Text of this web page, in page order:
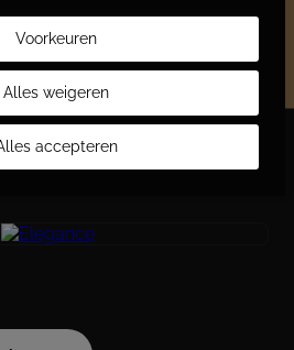
Voorkeuren
Alles weigeren
accepteren